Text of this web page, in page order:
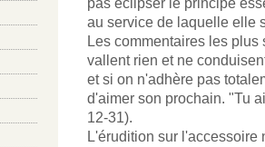
pas éclipser le principe
au service de laquelle elle
Les commentaires les
vallent rien et ne
et si on n'adhère pas
d'aimer son prochain. "Tu
12-31).
L'érudition sur l'accessoire